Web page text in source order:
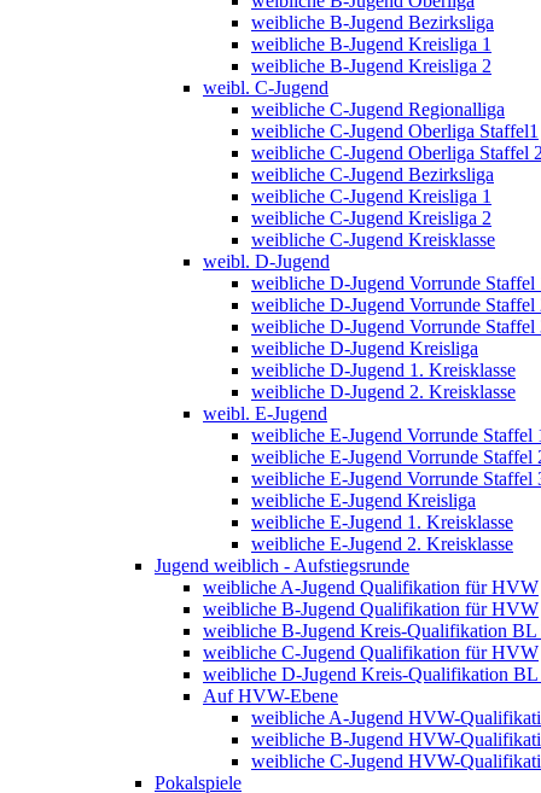
weibliche B-Jugend Bezirksliga
weibliche B-Jugend Kreisliga 1
weibliche B-Jugend Kreisliga 2
weibl. C-Jugend
weibliche C-Jugend Regionalliga
weibliche C-Jugend Oberliga Staffel1
weibliche C-Jugend Oberliga Staffel 2
weibliche C-Jugend Bezirksliga
weibliche C-Jugend Kreisliga 1
weibliche C-Jugend Kreisliga 2
weibliche C-Jugend Kreisklasse
weibl. D-Jugend
weibliche D-Jugend Vorrunde Staffel
weibliche D-Jugend Vorrunde Staffel
weibliche D-Jugend Vorrunde Staffel
weibliche D-Jugend Kreisliga
weibliche D-Jugend 1. Kreisklasse
weibliche D-Jugend 2. Kreisklasse
weibl. E-Jugend
weibliche E-Jugend Vorrunde Staffel
weibliche E-Jugend Vorrunde Staffel
weibliche E-Jugend Vorrunde Staffel
weibliche E-Jugend Kreisliga
weibliche E-Jugend 1. Kreisklasse
weibliche E-Jugend 2. Kreisklasse
Jugend weiblich - Aufstiegsrunde
weibliche A-Jugend Qualifikation für HVW
weibliche B-Jugend Qualifikation für HVW
weibliche B-Jugend Kreis-Qualifikation BL
weibliche C-Jugend Qualifikation für HVW
weibliche D-Jugend Kreis-Qualifikation
Auf HVW-Ebene
weibliche A-Jugend HVW-
weibliche B-Jugend HVW-
weibliche C-Jugend HVW-
Pokalspiele